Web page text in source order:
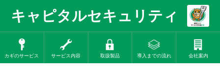
キャピタルセキュリティ
カギのサービス サービス内容 取扱製品 導入までの流れ 会社案内